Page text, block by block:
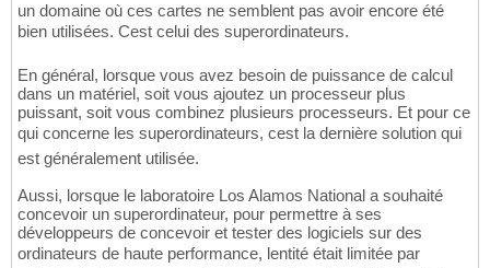
un domaine où ces cartes ne semblent pas avoir encore été
bien utilisées. Cest celui des superordinateurs.
En général, lorsque vous avez besoin de puissance de calcul
dans un matériel, soit vous ajoutez un processeur plus
puissant, soit vous combinez plusieurs processeurs. Et pour ce
qui concerne les superordinateurs, cest la dernière solution qui
est généralement utilisée.
Aussi, lorsque le laboratoire Los Alamos National a souhaité
concevoir un superordinateur, pour permettre à ses
développeurs de concevoir et tester des logiciels sur des
ordinateurs de haute performance, lentité était limitée par